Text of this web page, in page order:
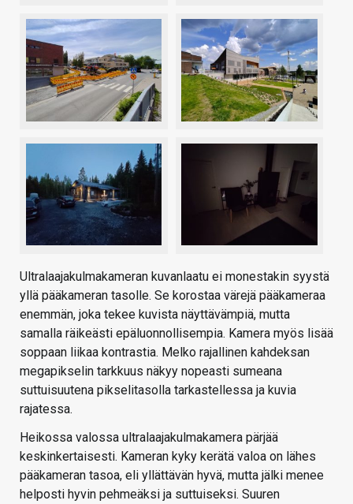
Ultralaajakulmakameran kuvanlaatu ei monestakin syystä
yllä pääkameran tasolle. Se korostaa värejä pääkameraa
enemmän, joka tekee kuvista näyttävämpiä, mutta
samalla räikeästi epäluonnollisempia. Kamera myös lisää
soppaan liikaa kontrastia. Melko rajallinen kahdeksan
megapikselin tarkkuus näkyy nopeasti sumeana
suttuisuutena pikselitasolla tarkastellessa ja kuvia
rajatessa.
Heikossa valossa ultralaajakulmakamera pärjää
keskinkertaisesti. Kameran kyky kerätä valoa on lähes
pääkameran tasoa, eli yllättävän hyvä, mutta jälki menee
helposti hyvin pehmeäksi ja suttuiseksi. Suuren